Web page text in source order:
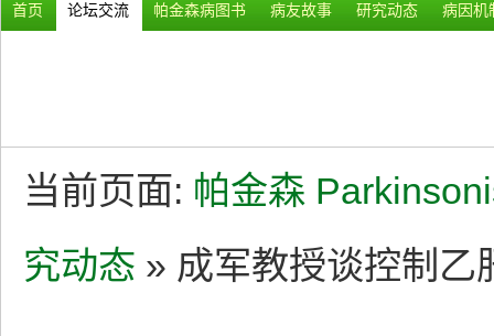
首页 论坛交流 帕金森病图书 病友故事 研究动态 病因机
当前页面: 帕金森
究动态 » 成军教授谈控制乙